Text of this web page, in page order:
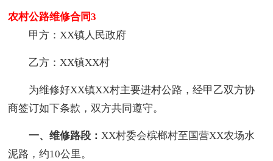
农村公路维修合同3
甲方：XX镇人民政府
乙方：XX镇XX村
为维修好XX镇XX村主要进村公路，经甲乙双方协
商签订如下条款，双方共同遵守。
一、维修路段：XX村委会槟榔村至国营XX农场水
泥路，约10公里。